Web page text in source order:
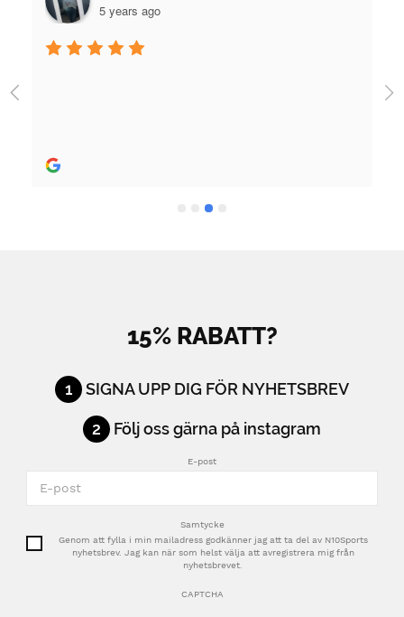
5 years ago
15% RABATT?
1 SIGNA UPP DIG FÖR NYHETSBREV
2 Följ oss gärna på instagram
E-post
Samtycke
Genom att fylla i min mailadress godkänner jag att ta del av N10Sports
nyhetsbrev. Jag kan när som helst välja att avregistrera mig från
nyhetsbrevet.
CAPTCHA